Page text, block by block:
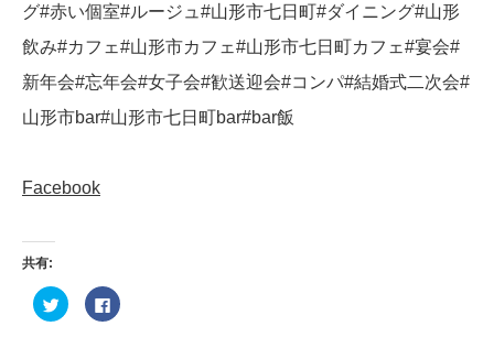
グ#赤い個室#ルージュ#山形市七日町#ダイニング#山形
飲み#カフェ#山形市カフェ#山形市七日町カフェ#宴会#
新年会#忘年会#女子会#歓送迎会#コンパ#結婚式二次会#
山形市bar#山形市七日町bar#bar飯
Facebook
共有:
ク
リ
Facebook
で